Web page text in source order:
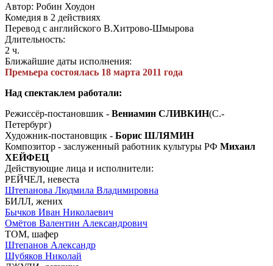
Автор: Робин Хоудон
Комедия в 2 действиях
Перевод с английского В.Хитрово-Шмырова
Длительность:
2 ч.
Ближайшие даты исполнения:
Премьера состоялась 18 марта 2011 года
Над спектаклем работали:
Режиссёр-постановшик - Вениамин СЛИВКИН(С.-
Петербург)
Художник-постановщик - Борис ШЛЯМИН
Композитор - заслуженный работник культуры РФ Михаил
ХЕЙФЕЦ
Действующие лица и исполнители:
РЕЙЧЕЛ, невеста
Штепанова Людмила Владимировна
БИЛЛ, жених
Бычков Иван Николаевич
Омётов Валентин Александрович
ТОМ, шафер
Штепанов Александр
Шубяков Николай